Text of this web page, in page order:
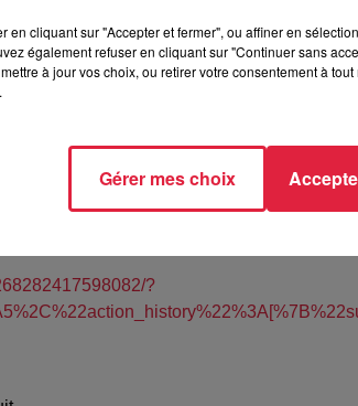
2020 à 0h00
octobre 2020 à 0h00
?
en cliquant sur "Accepter et fermer", ou affiner en
également refuser en cliquant sur "Continuer sans
à jour vos choix, ou retirer votre consentement à
Gérer mes choix